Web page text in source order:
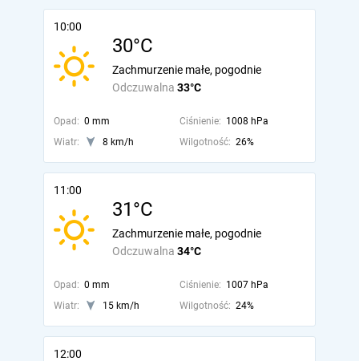
10:00
30°C
Odczuwalna 33°C
Zachmurzenie małe, pogodnie
Opad: 0 mm Ciśnienie: 1008 hPa
Wiatr:
8 km/h Wilgotność: 26%
11:00
31°C
Odczuwalna 34°C
Zachmurzenie małe, pogodnie
Opad: 0 mm Ciśnienie: 1007 hPa
Wiatr:
15 km/h Wilgotność: 24%
12:00